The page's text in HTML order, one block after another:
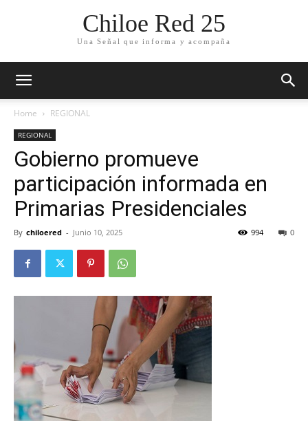
Chiloe Red 25
Una Señal que informa y acompaña
Home REGIONAL
REGIONAL
Gobierno promueve
participación informada en
Primarias Presidenciales
By chiloered - Junio 10, 2025 0
994